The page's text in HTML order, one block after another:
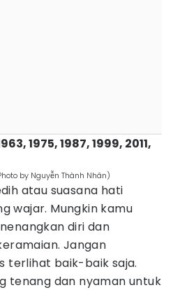
1975, 1987, 1999, 2011,
by Nguyễn Thành Nhân)
atau suasana hati
wajar. Mungkin kamu
diri dan
Jangan
terlihat baik-baik saja.
tenang dan nyaman untuk